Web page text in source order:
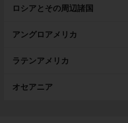
ロシアとその周辺諸国
アングロアメリカ
ラテンアメリカ
オセアニア